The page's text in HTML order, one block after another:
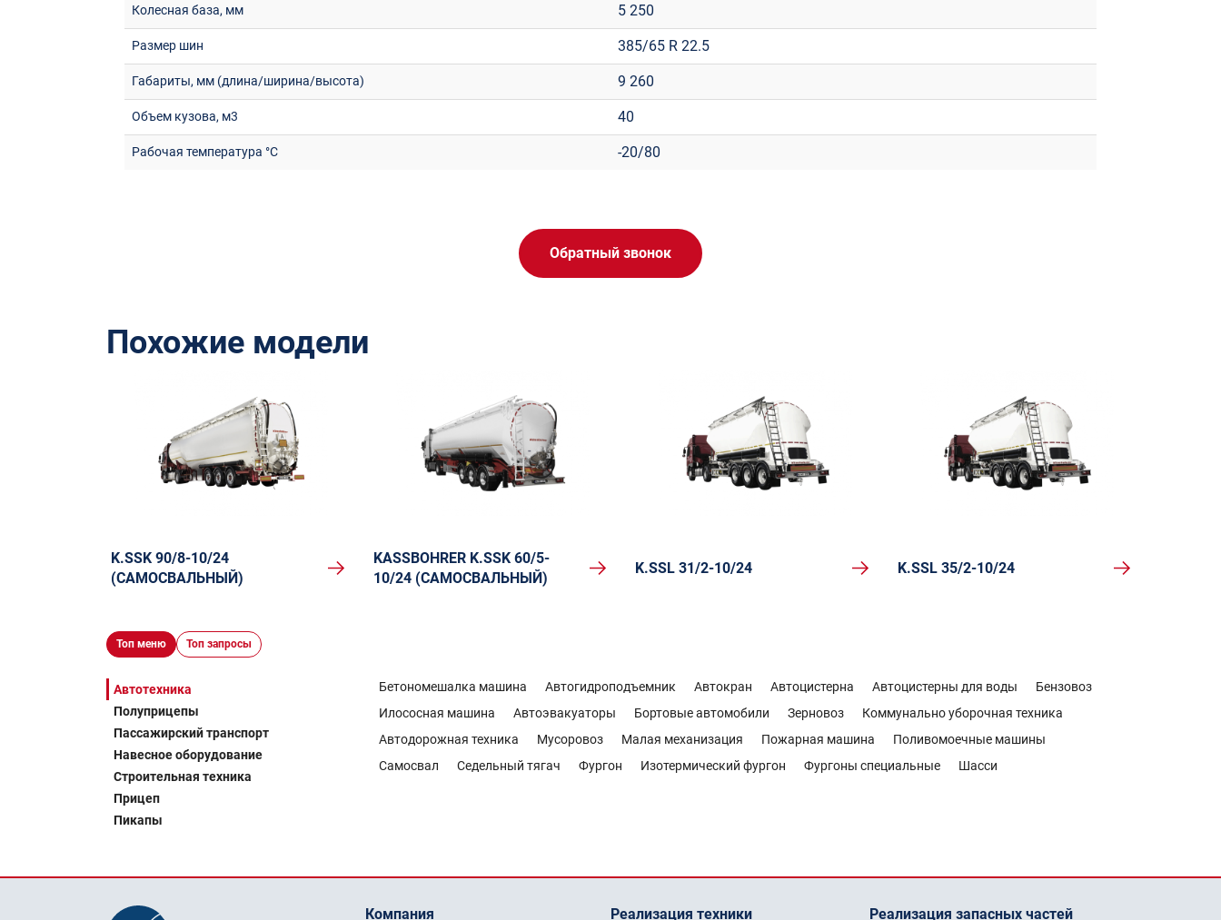
Колесная база, мм 5 250
Размер шин 385/65 R 22.5
Габариты, мм (длина/ширина/высота) 9 260
Объем кузова, м3 40
Рабочая температура °C -20/80
Обратный звонок
Похожие модели
K.SSK 90/8-10/24
(САМОСВАЛЬНЫЙ)
KASSBOHRER K.SSK 60/5-
10/24 (САМОСВАЛЬНЫЙ)
K.SSL 31/2-10/24 K.SSL 35/2-10/24
Топ меню Топ запросы
Автотехника
Полуприцепы
Пассажирский транспорт
Навесное оборудование
Строительная техника
Прицеп
Пикапы
Бетономешалка машина Автогидроподъемник Автокран Автоцистерна Автоцистерны для воды
Бензовоз
Илососная машина
Автоэвакуаторы Бортовые автомобили Зерновоз
Коммунально уборочная техника
Автодорожная техника
Мусоровоз Малая механизация Пожарная машина
Поливомоечные машины
Самосвал
Седельный тягач Фургон Изотермический фургон Фургоны специальные Шасси
Компания Реализация техники Реализация запасных частей